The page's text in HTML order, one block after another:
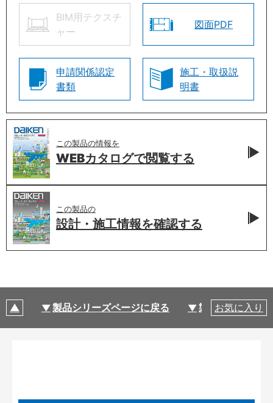
BIM用テクスチ
ャー
図面PDF
申請関係認定
書類
施工・取扱説
明書
この製品の情報を
WEBカタログで閲覧する
この製品の
設計・施工情報を確認する
製品シリーズページに戻る 製品仕様
お気に入り